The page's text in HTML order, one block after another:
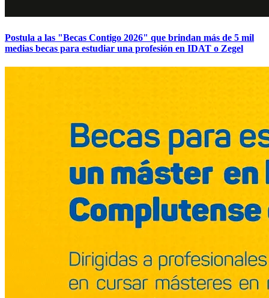
Postula a las "Becas Contigo 2026" que brindan más de 5 mil
medias becas para estudiar una profesión en IDAT o Zegel